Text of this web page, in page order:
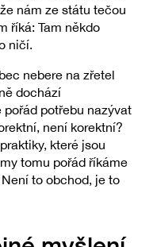
nám ze státu tečou
říká: Tam někdo
ničí.
nebere na zřetel
dochází
potřebu nazývat
není korektní?
které jsou
tomu pořád říkáme
to obchod, je to